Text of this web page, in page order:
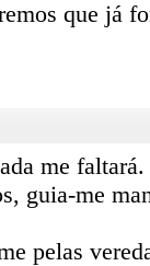
que já
me faltará.
guia-me
pelas